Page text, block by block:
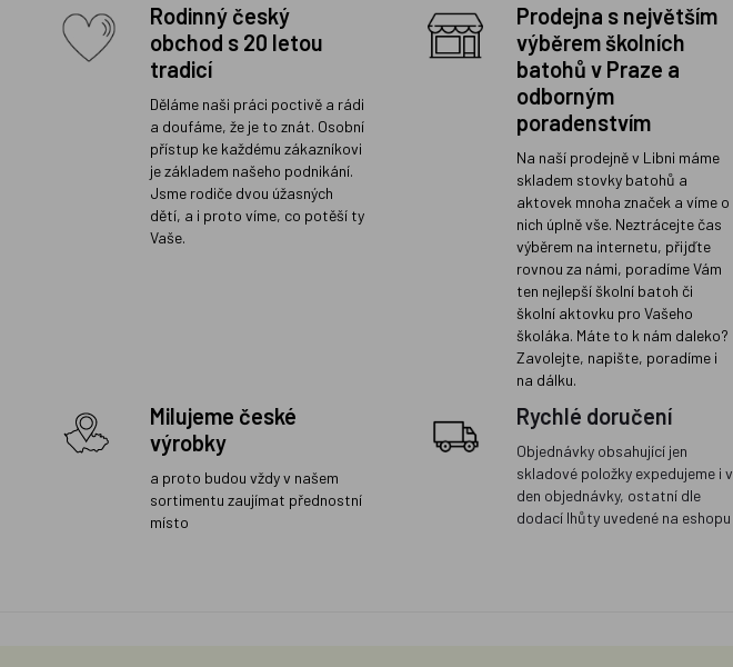
Rodinný český
obchod s 20 letou
tradicí
Děláme naši práci poctivě a rádi
a doufáme, že je to znát. Osobní
přístup ke každému zákazníkovi
je základem našeho podnikání.
Jsme rodiče dvou úžasných
dětí, a i proto víme, co potěší ty
Vaše.
Prodejna s největším
výběrem školních
batohů v Praze a
odborným
poradenstvím
Na naší prodejně v Libni máme
skladem stovky batohů a
aktovek mnoha značek a víme o
nich úplně vše. Neztrácejte čas
výběrem na internetu, přijďte
rovnou za námi, poradíme Vám
ten nejlepší školní batoh či
školní aktovku pro Vašeho
školáka. Máte to k nám daleko?
Zavolejte, napište, poradíme i
na dálku.
Milujeme české
výrobky
a proto budou vždy v našem
sortimentu zaujímat přednostní
místo
Rychlé doručení
Objednávky obsahující jen
skladové položky expedujeme i v
den objednávky, ostatní dle
dodací lhůty uvedené na eshopu